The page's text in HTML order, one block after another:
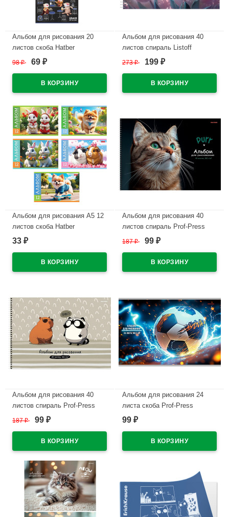
Альбом для рисования 20
листов скоба Hatber
Кофейные коты пластиковая
98₽ 69 ₽
Альбом для рисования 40
листов спираль Listoff
Фантастические цветы печать
серебро твин-лак.
арт.АСГ2Л402631
273₽ 199 ₽
Альбом для рисования А5 12
листов скоба Hatber
Пушистые милашки ассорти
33 ₽
Альбом для рисования 40
листов спираль Prof-Press
Зеленоглазый котик кот
выборочный лак арт.А40-8350
187₽ 99 ₽
Альбом для рисования 40
листов спираль Prof-Press
Капибара и енот матовая
арт.А40-8351
187₽ 99 ₽
Альбом для рисования 24
листа скоба Prof-Press
Футбольный мяч арт.24-7880
99 ₽